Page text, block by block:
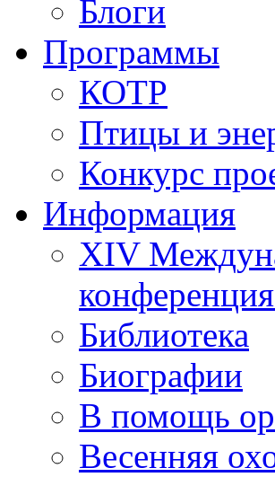
Блоги
Программы
КОТР
Птицы и
Конкурс
Информация
XIV
Библиотека
Биографии
В помощь
Весенняя